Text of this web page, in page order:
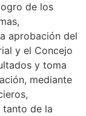
de los
aprobación del
y el Concejo
y toma
mediante
tanto de la